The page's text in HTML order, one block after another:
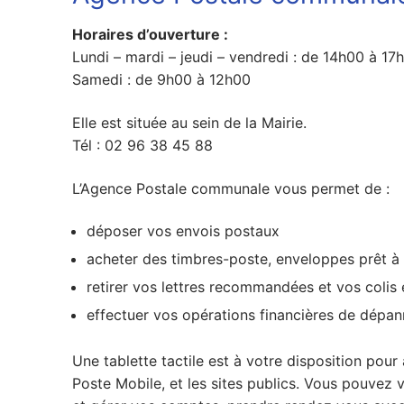
Horaires d’ouverture :
Lundi – mardi – jeudi – vendredi : de 14h00 à
Samedi : de 9h00 à 12h00
Elle est située au sein de la Mairie.
Tél : 02 96 38 45 88
L’Agence Postale communale vous permet de :
déposer vos envois postaux
acheter des timbres-poste, enveloppes prêt
retirer vos lettres recommandées et vos colis
effectuer vos opérations financières de
Une tablette tactile est à votre disposition pour
Poste Mobile, et les sites publics. Vous